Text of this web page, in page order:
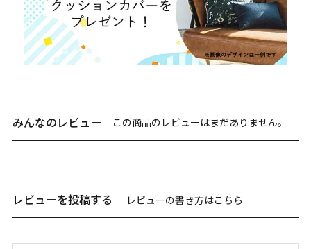
みんなのレビュー この商品のレビューはまだありません。
レビューを投稿する レビューの書き方はこちら